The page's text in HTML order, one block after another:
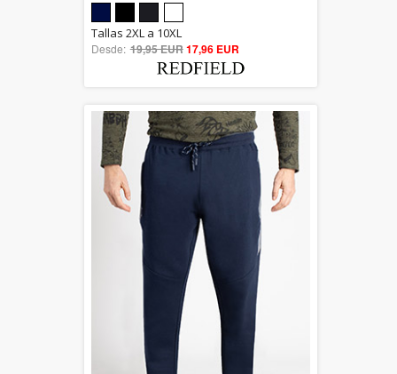
5.00
out of 5
Tallas 2XL a 10XL
Desde: 19,95 EUR17,96 EUR